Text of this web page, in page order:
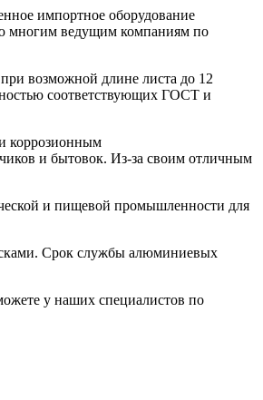
импортное оборудование
многим ведущим компаниям по
возможной длине листа до 12
соответствующих ГОСТ и
коррозионным
и бытовок. Из-за своим отличным
и пищевой промышленности для
Срок службы алюминиевых
у наших специалистов по